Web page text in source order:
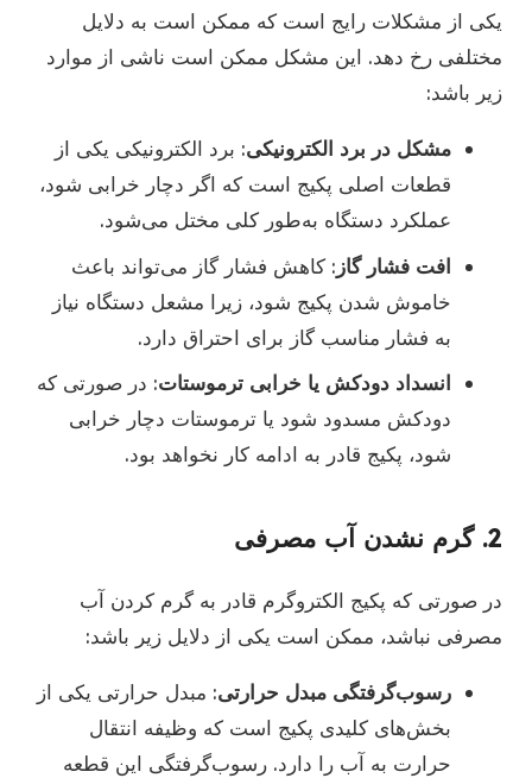
یکی از مشکلات رایج است که ممکن است به دلایل
مختلفی رخ دهد. این مشکل ممکن است ناشی از موارد
زیر باشد:
مشکل در برد الکترونیکی: برد الکترونیکی یکی از
قطعات اصلی پکیج است که اگر دچار خرابی شود،
عملکرد دستگاه به‌طور کلی مختل می‌شود.
افت فشار گاز : کاهش فشار گاز می‌تواند باعث
خاموش شدن پکیج شود، زیرا مشعل دستگاه نیاز
به فشار مناسب گاز برای احتراق دارد.
انسداد دودکش یا خرابی ترموستات: در صورتی که
دودکش مسدود شود یا ترموستات دچار خرابی
شود، پکیج قادر به ادامه کار نخواهد بود.
2. گرم نشدن آب مصرفی
در صورتی که پکیج الکتروگرم قادر به گرم کردن آب
مصرفی نباشد، ممکن است یکی از دلایل زیر باشد:
رسوب‌گرفتگی مبدل حرارتی: مبدل حرارتی یکی از
بخش‌های کلیدی پکیج است که وظیفه انتقال
حرارت به آب را دارد. رسوب‌گرفتگی این قطعه